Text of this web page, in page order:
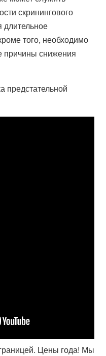
скринингового
длительное
того, необходимо
причины снижения
предстательной
Цены года! Мы